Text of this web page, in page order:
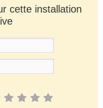
cette installation